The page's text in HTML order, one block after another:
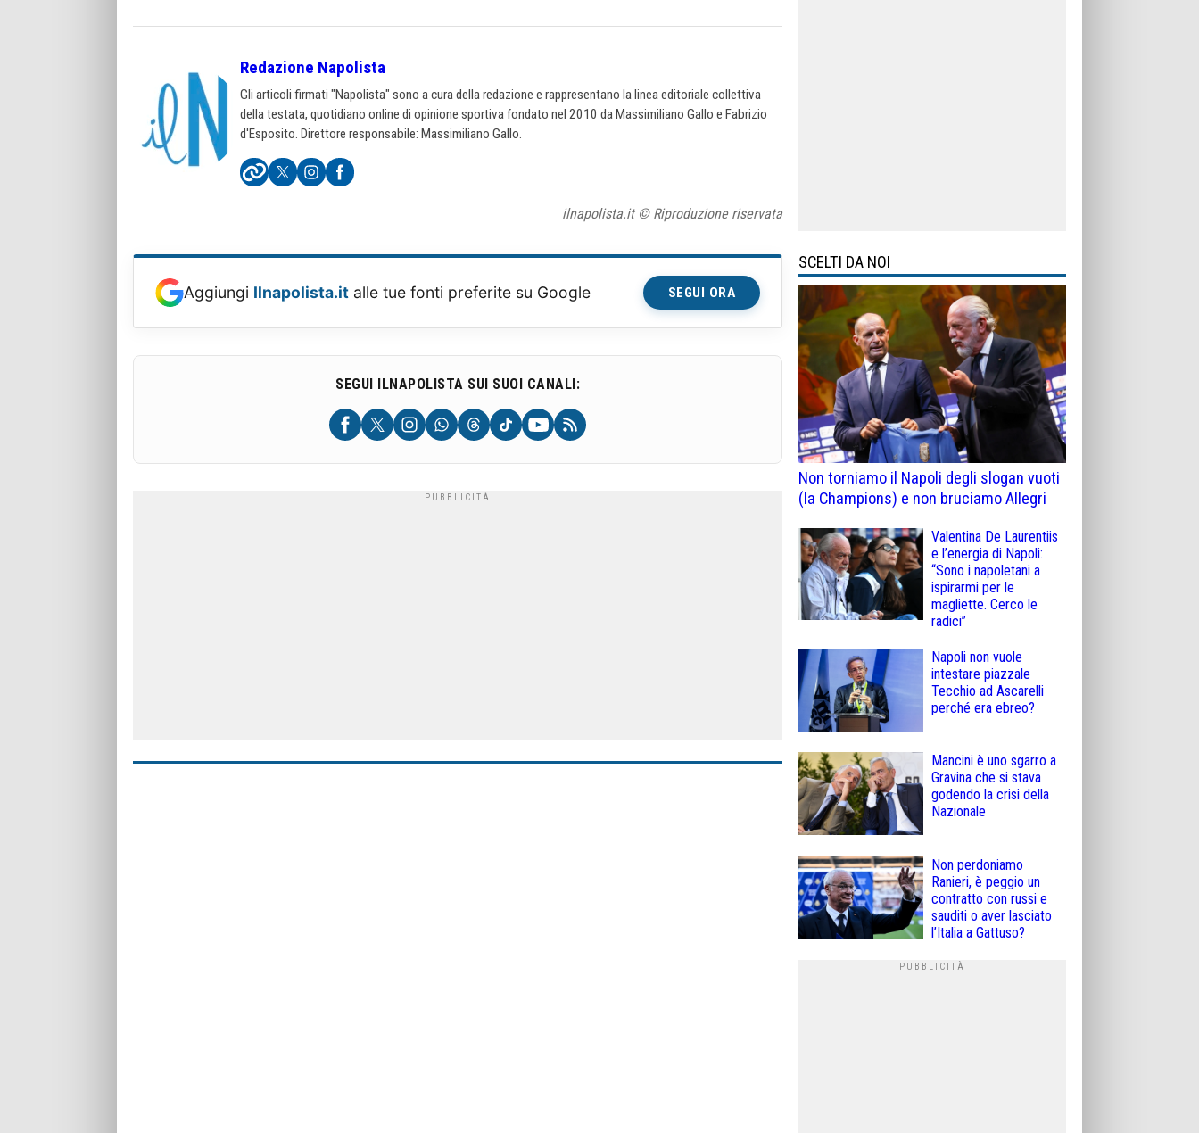
Redazione Napolista
Gli articoli firmati "Napolista" sono a cura della redazione e rappresentano la linea editoriale collettiva
della testata, quotidiano online di opinione sportiva fondato nel 2010 da Massimiliano Gallo e Fabrizio
d'Esposito. Direttore responsabile: Massimiliano Gallo.
ilnapolista.it © Riproduzione riservata
Aggiungi Ilnapolista.it alle tue fonti preferite su Google SEGUI ORA
SEGUI ILNAPOLISTA SUI SUOI CANALI:
SCELTI DA NOI
Non torniamo il Napoli degli slogan vuoti
(la Champions) e non bruciamo Allegri
Valentina De Laurentiis
e l’energia di Napoli:
“Sono i napoletani a
ispirarmi per le
magliette. Cerco le
radici”
Napoli non vuole
intestare piazzale
Tecchio ad Ascarelli
perché era ebreo?
Mancini è uno sgarro a
Gravina che si stava
godendo la crisi della
Nazionale
Non perdoniamo
Ranieri, è peggio un
contratto con russi e
sauditi o aver lasciato
l’Italia a Gattuso?